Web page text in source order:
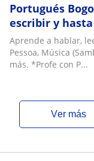
Portugués
escribir y
Pessoa,
(Capoeira...) y
Aprende a hablar,
Pessoa, Música
más. *Profe con P...
ver más